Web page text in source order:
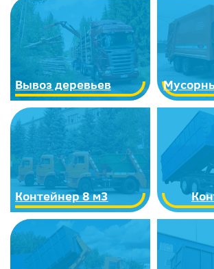
Вывоз деревьев
Контейнер 8 м3